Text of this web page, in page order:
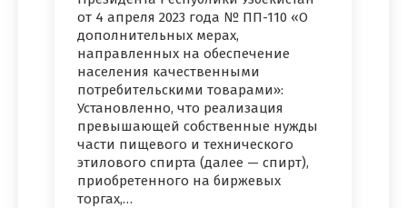
от 4 апреля 2023 года № ПП-110 «О
дополнительных мерах,
направленных на обеспечение
населения качественными
потребительскими товарами»:
Установленно, что реализация
превышающей собственные нужды
части пищевого и технического
этилового спирта (далее — спирт),
приобретенного на биржевых
торгах,…